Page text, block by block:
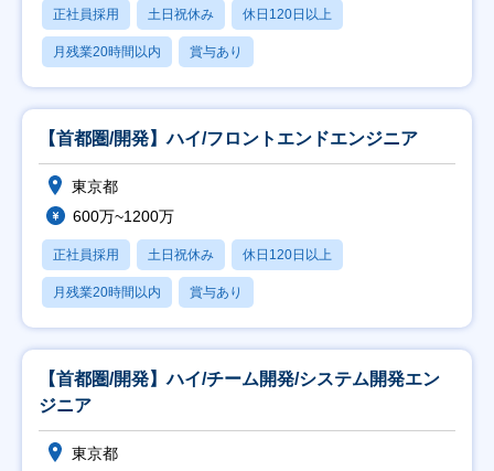
正社員採用 土日祝休み 休日120日以上
月残業20時間以内 賞与あり
【首都圏/開発】ハイ/フロントエンドエンジニア
東京都
600万~1200万
正社員採用 土日祝休み 休日120日以上
月残業20時間以内 賞与あり
【首都圏/開発】ハイ/チーム開発/システム開発エン
ジニア
東京都